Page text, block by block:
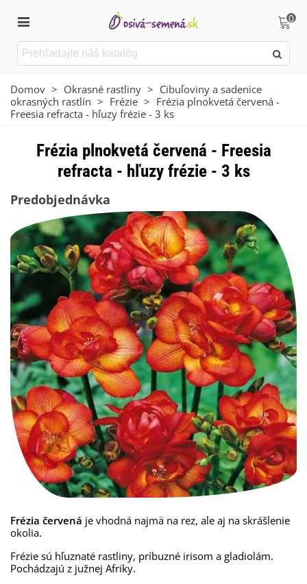
0
Domov > Okrasné rastliny > Cibuľoviny a sadenice
okrasných rastlín > Frézie > Frézia plnokvetá červená -
Freesia refracta - hľuzy frézie - 3 ks
Frézia plnokvetá červená - Freesia
refracta - hľuzy frézie - 3 ks
Predobjednávka
Frézia červená je vhodná najmä na rez, ale aj na skrášlenie
okolia.
Frézie sú hľuznaté rastliny, príbuzné irisom a gladiolám.
Pochádzajú z južnej Afriky.